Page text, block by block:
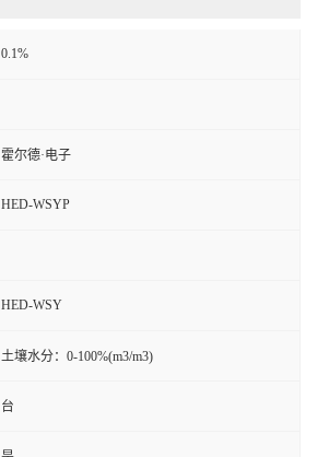
0.1%
霍尔德·电子
HED-WSYP
HED-WSY
土壤水分：0-100%(m3/m3)
台